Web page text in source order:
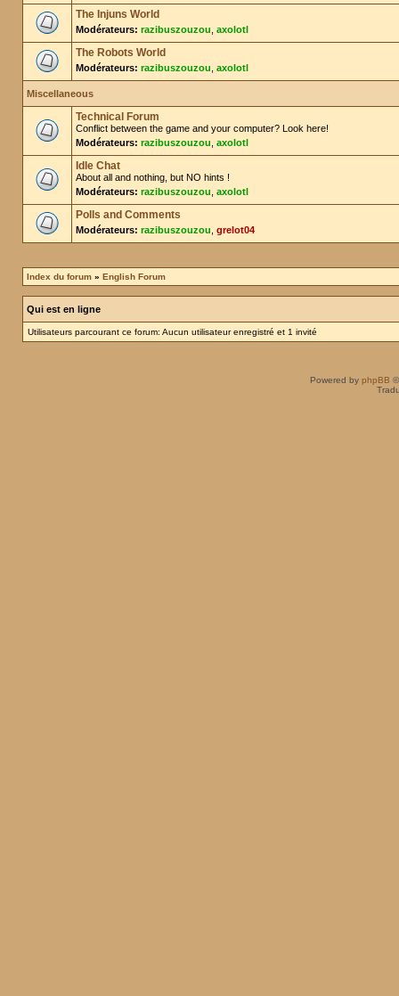
The Injuns World
Modérateurs: razibuszouzou axolotl
The Robots World
Modérateurs: razibuszouzou axolotl
Miscellaneous
Technical Forum
Conflict between the game and your computer? Look here!
Modérateurs: razibuszouzou axolotl
Idle Chat
About all and nothing, but NO hints !
Modérateurs: razibuszouzou axolotl
Polls and Comments
Modérateurs: razibuszouzou grelot04
Index du forum » English Forum
Qui est en ligne
Utilisateurs parcourant ce forum: Aucun utilisateur enregistré et 1 invité
Powered by phpBB